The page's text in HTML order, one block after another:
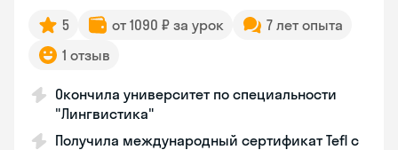
5 от 1090 ₽ за урок
7 лет опыта
1 отзыв
Окончила университет по специальности
"Лингвистика"
Получила международный сертификат Tefl с